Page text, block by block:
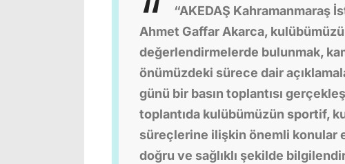
“AKEDAŞ Kahramanmaraş
Ahmet Gaffar Akarca,
değerlendirmelerde bulunmak,
önümüzdeki sürece dair
günü bir basın toplantısı
toplantıda kulübümüzün sportif,
süreçlerine ilişkin önemli konular
doğru ve sağlıklı şekilde